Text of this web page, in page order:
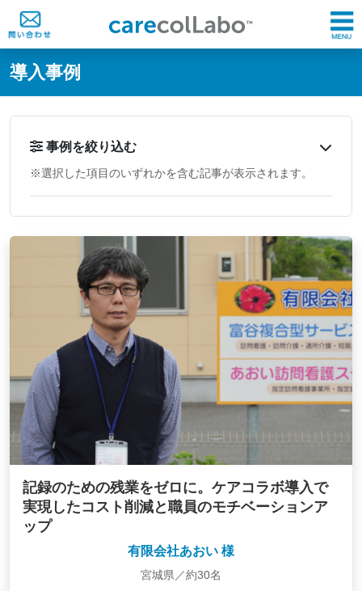
@ -0,0 +1,60 @@
導入事例
事例を絞り込む
※選択した項目のいずれかを含む記事が表示されます。
記録のための残業をゼロに。ケアコラボ導入で
実現したコスト削減と職員のモチベーションア
ップ
有限会社あおい 様
宮城県／約30名